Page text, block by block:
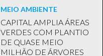
MEIO AMBIENTE
CAPITAL AMPLIA ÁREAS
VERDES COM PLANTIO
DE QUASE MEIO
MILHÃO DE ÁRVORES